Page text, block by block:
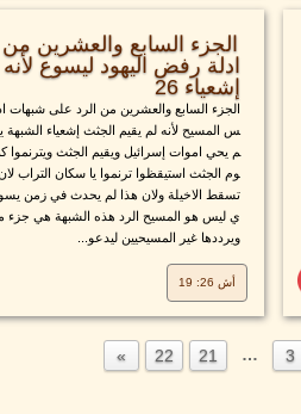
الجزء السابع والعشرين
ادلة رفض اليهود ليسوع
إشعياء 26
الجزء السابع والعشرين من الرد على شبهات
س المسيح لأنه لم يقيم الجثث إشعياء
م يحي اموات إسرائيل ويقيم الجثث ويترنموا
وم الجثث استيقظوا ترنموا يا سكان
تسقط الاخيلة ولان هذا لم يحدث في زمن
ي ليس هو المسيح الرد هذه الشبهة هي جزء من
ويرددها غير المسيحيين ليدعو...
أش 26: 19
3
…
21
22